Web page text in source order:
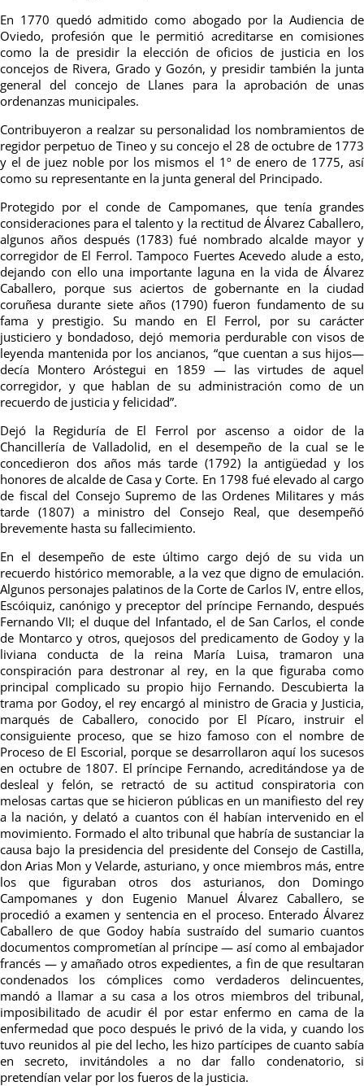
En 1770 quedó admitido como abogado por la Audiencia de
Oviedo, profesión que le permitió acreditarse en comisiones
como la de presidir la elección de oficios de justicia en los
concejos de Rivera, Grado y Gozón, y presidir también la junta
general del concejo de Llanes para la aprobación de unas
ordenanzas municipales.
Contribuyeron a realzar su personalidad los nombramientos de
regidor perpetuo de Tineo y su concejo el 28 de octubre de 1773
y el de juez noble por los mismos el 1º de enero de 1775, así
como su representante en la junta general del Principado.
Protegido por el conde de Campomanes, que tenía grandes
consideraciones para el talento y la rectitud de Álvarez Caballero,
algunos años después (1783) fué nombrado alcalde mayor y
corregidor de El Ferrol. Tampoco Fuertes Acevedo alude a esto,
dejando con ello una importante laguna en la vida de Álvarez
Caballero, porque sus aciertos de gobernante en la ciudad
coruñesa durante siete años (1790) fueron fundamento de su
fama y prestigio. Su mando en El Ferrol, por su carácter
justiciero y bondadoso, dejó memoria perdurable con visos de
leyenda mantenida por los ancianos, “que cuentan a sus hijos—
decía Montero Aróstegui en 1859 — las virtudes de aquel
corregidor, y que hablan de su administración como de un
recuerdo de justicia y felicidad”.
Dejó la Regiduría de El Ferrol por ascenso a oidor de la
Chancillería de Valladolid, en el desempeño de la cual se le
concedieron dos años más tarde (1792) la antigüedad y los
honores de alcalde de Casa y Corte. En 1798 fué elevado al cargo
de fiscal del Consejo Supremo de las Ordenes Militares y más
tarde (1807) a ministro del Consejo Real, que desempeñó
brevemente hasta su fallecimiento.
En el desempeño de este último cargo dejó de su vida un
recuerdo histórico memorable, a la vez que digno de emulación.
Algunos personajes palatinos de la Corte de Carlos IV, entre ellos,
Escóiquiz, canónigo y preceptor del príncipe Fernando, después
Fernando VII; el duque del Infantado, el de San Carlos, el conde
de Montarco y otros, quejosos del predicamento de Godoy y la
liviana conducta de la reina María Luisa, tramaron una
conspiración para destronar al rey, en la que figuraba como
principal complicado su propio hijo Fernando. Descubierta la
trama por Godoy, el rey encargó al ministro de Gracia y Justicia,
marqués de Caballero, conocido por El Pícaro, instruir el
consiguiente proceso, que se hizo famoso con el nombre de
Proceso de El Escorial, porque se desarrollaron aquí los sucesos
en octubre de 1807. El príncipe Fernando, acreditándose ya de
desleal y felón, se retractó de su actitud conspiratoria con
melosas cartas que se hicieron públicas en un manifiesto del rey
a la nación, y delató a cuantos con él habían intervenido en el
movimiento. Formado el alto tribunal que habría de sustanciar la
causa bajo la presidencia del presidente del Consejo de Castilla,
don Arias Mon y Velarde, asturiano, y once miembros más, entre
los que figuraban otros dos asturianos, don Domingo
Campomanes y don Eugenio Manuel Álvarez Caballero, se
procedió a examen y sentencia en el proceso. Enterado Álvarez
Caballero de que Godoy había sustraído del sumario cuantos
documentos comprometían al príncipe — así como al embajador
francés — y amañado otros expedientes, a fin de que resultaran
condenados los cómplices como verdaderos delincuentes,
mandó a llamar a su casa a los otros miembros del tribunal,
imposibilitado de acudir él por estar enfermo en cama de la
enfermedad que poco después le privó de la vida, y cuando los
tuvo reunidos al pie del lecho, les hizo partícipes de cuanto sabía
en secreto, invitándoles a no dar fallo condenatorio, si
pretendían velar por los fueros de la justicia.